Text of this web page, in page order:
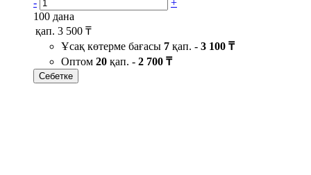
-
+
100 дана
қап. 3 500 ₸
Ұсақ көтерме бағасы 7 қап. - 3 100 ₸
Оптом 20 қап. - 2 700 ₸
Себетке